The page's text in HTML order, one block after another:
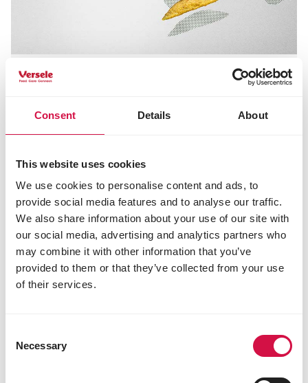
Consent Details About
This website uses cookies
We use cookies to personalise content and ads, to
provide social media features and to analyse our traffic.
We also share information about your use of our site with
our social media, advertising and analytics partners who
may combine it with other information that you’ve
provided to them or that they’ve collected from your use
of their services.
Selection
Necessary
WAAROM PELLETS INTRODUCEREN IN
Met NutriBird pellets weet je dat je vogel alle
nodig heeft, zit verpakt in de pellet
Voorkomt selectief eetgedrag
Beter verteerbaar voor je vogel
Je vogel heeft tot 1/3 minder voeding
nodig
Hoogste microbiologische veiligheid door
Hoe je vogels laten omschakelen
naar pellets?